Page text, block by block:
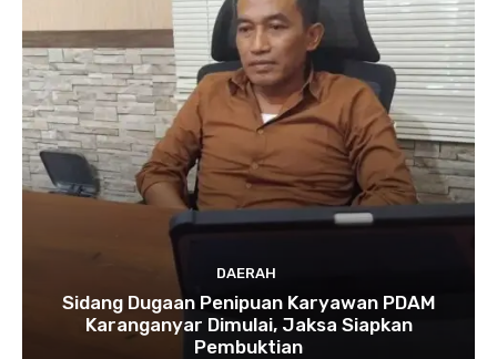
DAERAH
Sidang Dugaan Penipuan Karyawan PDAM
Karanganyar Dimulai, Jaksa Siapkan
Pembuktian